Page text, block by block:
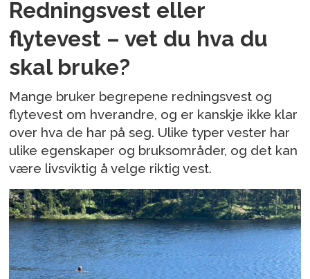
Redningsvest eller
flytevest – vet du hva du
skal bruke?
Mange bruker begrepene redningsvest og
flytevest om hverandre, og er kanskje ikke klar
over hva de har på seg. Ulike typer vester har
ulike egenskaper og bruksområder, og det kan
være livsviktig å velge riktig vest.